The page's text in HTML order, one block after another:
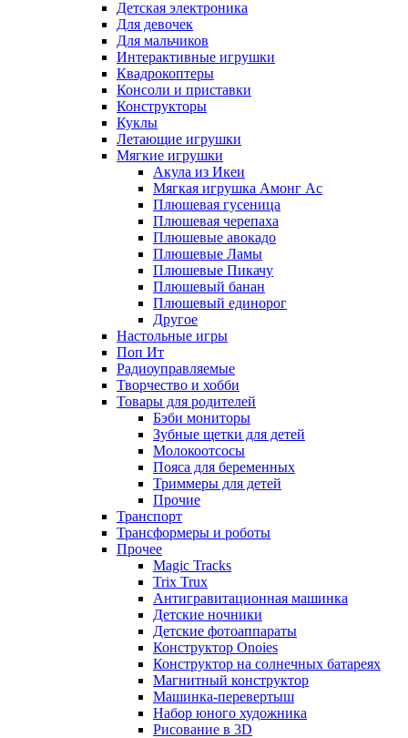
Детская электроника
Для девочек
Для мальчиков
Интерактивные игрушки
Квадрокоптеры
Консоли и приставки
Конструкторы
Куклы
Летающие игрушки
Мягкие игрушки
Акула из Икеи
Мягкая игрушка Амонг Ас
Плюшевая гусеница
Плюшевая черепаха
Плюшевые авокадо
Плюшевые Ламы
Плюшевые Пикачу
Плюшевый банан
Плюшевый единорог
Другое
Настольные игры
Поп Ит
Радиоуправляемые
Творчество и хобби
Товары для родителей
Бэби мониторы
Зубные щетки для детей
Молокоотсосы
Пояса для беременных
Триммеры для детей
Прочие
Транспорт
Трансформеры и роботы
Прочее
Magic Tracks
Trix Trux
Антигравитационная машинка
Детские ночники
Детские фотоаппараты
Конструктор Onoies
Конструктор на солнечных батареях
Магнитный конструктор
Машинка-перевертыш
Набор юного художника
Рисование в 3D